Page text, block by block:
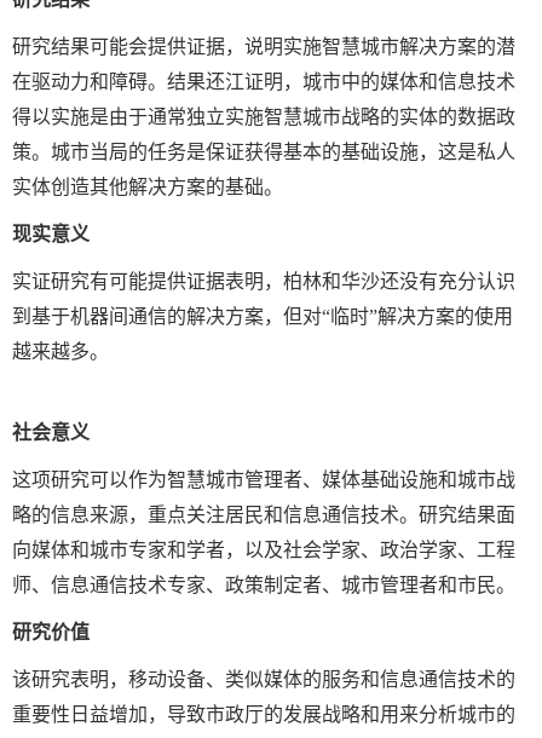
研究结果可能会提供证据，说明实施智慧城市解决方案的潜
在驱动力和障碍。结果还江证明，城市中的媒体和信息技术
得以实施是由于通常独立实施智慧城市战略的实体的数据政
策。城市当局的任务是保证获得基本的基础设施，这是私人
实体创造其他解决方案的基础。
现实意义
实证研究有可能提供证据表明，柏林和华沙还没有充分认识
到基于机器间通信的解决方案，但对“临时”解决方案的使用
越来越多。
社会意义
这项研究可以作为智慧城市管理者、媒体基础设施和城市战
略的信息来源，重点关注居民和信息通信技术。研究结果面
向媒体和城市专家和学者，以及社会学家、政治学家、工程
师、信息通信技术专家、政策制定者、城市管理者和市民。
研究价值
该研究表明，移动设备、类似媒体的服务和信息通信技术的
重要性日益增加，导致市政厅的发展战略和用来分析城市的